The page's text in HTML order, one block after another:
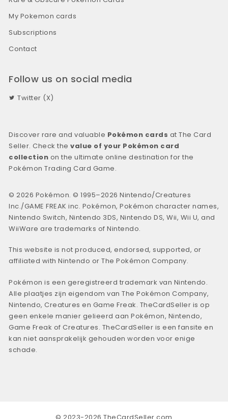
My Pokemon cards
Subscriptions
Contact
Follow us on social media
Twitter (X)
Discover rare and valuable Pokémon cards at The Card
Seller. Check thevalue of your Pokémon card
collection on the ultimate online destination for the
Pokémon Trading Card Game.
© 2026 Pokémon. © 1995–2026 Nintendo/Creatures
Inc./GAME FREAK inc. Pokémon, Pokémon character names,
Nintendo Switch, Nintendo 3DS, Nintendo DS, Wii, Wii U, and
WiiWare are trademarks of Nintendo.
This website is not produced, endorsed, supported, or
affiliated with Nintendo or The Pokémon Company.
Pokémon is een geregistreerd trademark van Nintendo.
Alle plaatjes zijn eigendom van The Pokémon Company,
Nintendo, Creatures en Game Freak. TheCardSeller is op
geen enkele manier gelieerd aan Pokémon, Nintendo,
Game Freak of Creatures. TheCardSeller is een fansite en
kan niet aansprakelijk gehouden worden voor enige
schade.
© 2023-2026 TheCardSeller.com